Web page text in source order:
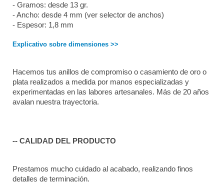
- Gramos: desde 13 gr.
- Ancho: desde 4 mm (ver selector de anchos)
- Espesor: 1,8 mm
Explicativo sobre dimensiones >>
Hacemos tus anillos de compromiso o casamiento de oro o
plata realizados a medida por manos especializadas y
experimentadas en las labores artesanales. Más de 20 años
avalan nuestra trayectoria.
-- CALIDAD DEL PRODUCTO
Prestamos mucho cuidado al acabado, realizando finos
detalles de terminación.